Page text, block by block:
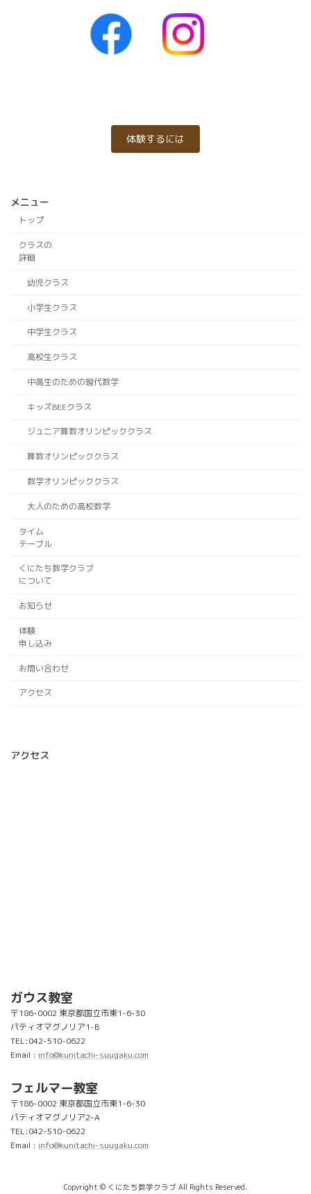
体験するには
メニュー
トップ
クラスの
詳細
幼児クラス
小学生クラス
中学生クラス
高校生クラス
中高生のための現代数学
キッズBEEクラス
ジュニア算数オリンピッククラス
算数オリンピッククラス
数学オリンピッククラス
大人のための高校数学
タイム
テーブル
くにたち数学クラブ
について
お知らせ
体験
申し込み
お問い合わせ
アクセス
アクセス
ガウス教室
〒186-0002 東京都国立市東1-6-30
パティオマグノリア1-B
TEL:042-510-0622
Email : info@kunitachi-suugaku.com
フェルマー教室
〒186-0002 東京都国立市東1-6-30
パティオマグノリア2-A
TEL:042-510-0622
Email : info@kunitachi-suugaku.com
Copyright © くにたち数学クラブ All Rights Reserved.